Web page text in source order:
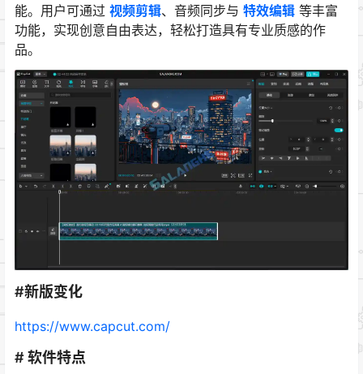
能。用户可通过 视频剪辑、音频同步与 特效编辑 等丰富
功能，实现创意自由表达，轻松打造具有专业质感的作
品。
#新版变化
https://www.capcut.com/
# 软件特点